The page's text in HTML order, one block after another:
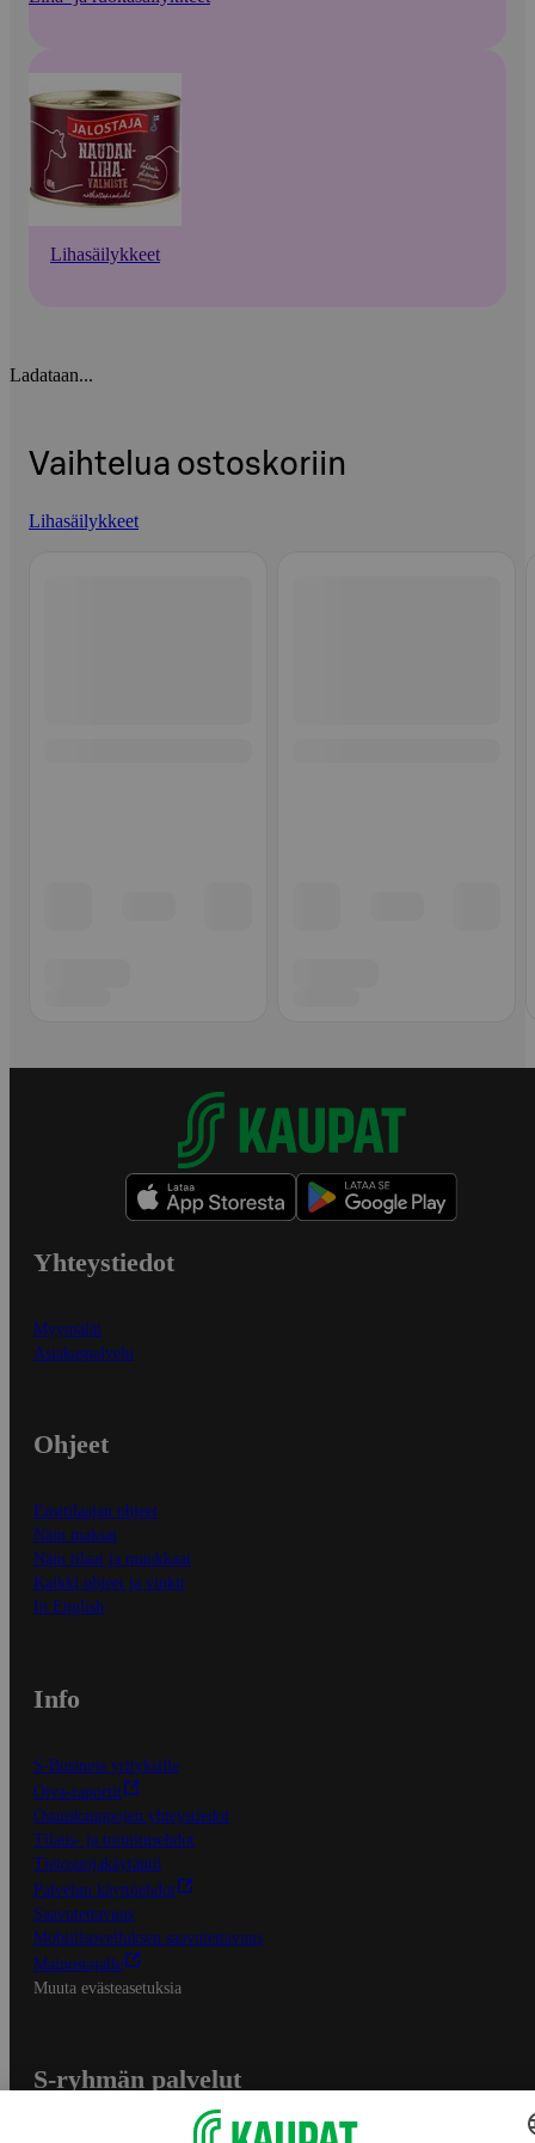
Lihasäilykkeet
Ladataan...
Vaihtelua ostoskoriin
Lihasäilykkeet
Yhteystiedot
Myymälät
Asiakaspalvelu
Ohjeet
Ensitilaajan ohjeet
Näin maksat
Näin tilaat ja muokkaat
Kaikki ohjeet ja vinkit
In English
Info
S-Business yrityksille
Oiva-raportit
Osuuskauppojen yhteystiedot
Tilaus- ja toimitusehdot
Tietosuojakäytäntö
Palvelun käyttöehdot
Saavutettavuus
Mobiilisovelluksen saavutettavuus
Mainostajalle
Muuta evästeasetuksia
S-ryhmän palvelut